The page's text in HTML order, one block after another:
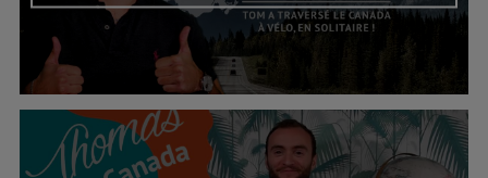
Découvrir cet interview